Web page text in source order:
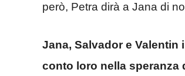
però, Petra dirà a Jana di
Jana, Salvador e
conto loro nella speranza